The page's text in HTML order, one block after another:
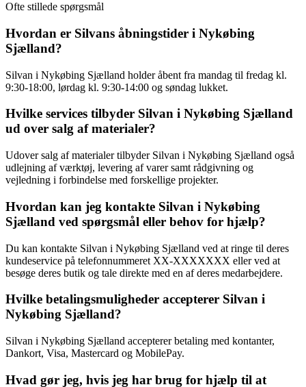
Ofte stillede spørgsmål
Hvordan er Silvans åbningstider i Nykøbing
Sjælland?
Silvan i Nykøbing Sjælland holder åbent fra mandag til fredag kl.
9:30-18:00, lørdag kl. 9:30-14:00 og søndag lukket.
Hvilke services tilbyder Silvan i Nykøbing Sjælland
ud over salg af materialer?
Udover salg af materialer tilbyder Silvan i Nykøbing Sjælland også
udlejning af værktøj, levering af varer samt rådgivning og
vejledning i forbindelse med forskellige projekter.
Hvordan kan jeg kontakte Silvan i Nykøbing
Sjælland ved spørgsmål eller behov for hjælp?
Du kan kontakte Silvan i Nykøbing Sjælland ved at ringe til deres
kundeservice på telefonnummeret XX-XXXXXXX eller ved at
besøge deres butik og tale direkte med en af deres medarbejdere.
Hvilke betalingsmuligheder accepterer Silvan i
Nykøbing Sjælland?
Silvan i Nykøbing Sjælland accepterer betaling med kontanter,
Dankort, Visa, Mastercard og MobilePay.
Hvad gør jeg, hvis jeg har brug for hjælp til at